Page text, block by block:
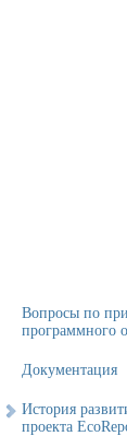
Вопросы по
программного
Документация
История
проекта